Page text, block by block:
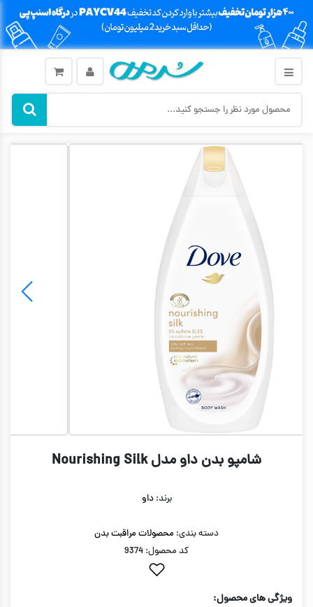
شامپو بدن داو مدل Nourishing Silk
برند:داو
دسته بندی: محصولات مراقبت بدن
کد محصول: 9374
ویژگی های محصول: